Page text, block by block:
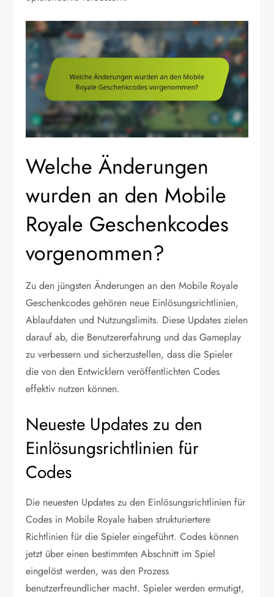
Welche Änderungen
wurden an den Mobile
Royale Geschenkcodes
vorgenommen?
Zu den jüngsten Änderungen an den Mobile Royale
Geschenkcodes gehören neue Einlösungsrichtlinien,
Ablaufdaten und Nutzungslimits. Diese Updates zielen
darauf ab, die Benutzererfahrung und das Gameplay
zu verbessern und sicherzustellen, dass die Spieler
die von den Entwicklern veröffentlichten Codes
effektiv nutzen können.
Neueste Updates zu den
Einlösungsrichtlinien für
Codes
Die neuesten Updates zu den Einlösungsrichtlinien für
Codes in Mobile Royale haben strukturiertere
Richtlinien für die Spieler eingeführt. Codes können
jetzt über einen bestimmten Abschnitt im Spiel
eingelöst werden, was den Prozess
benutzerfreundlicher macht. Spieler werden ermutigt,